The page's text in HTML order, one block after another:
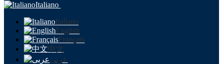
Italiano
Italiano
English
Français
中文
عربى